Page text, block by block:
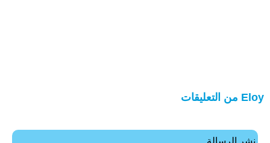
Eloy من التعليقات
نشر الرسالة